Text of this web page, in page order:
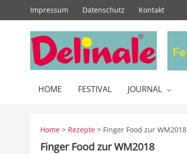
Impressum Datenschutz Kontakt
HOME FESTIVAL JOURNAL
Home > Rezepte > Finger Food zur WM2018
Finger Food zur WM2018